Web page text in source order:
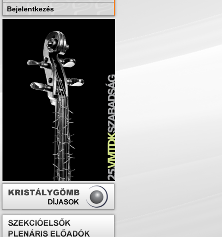
Bejelentkezés